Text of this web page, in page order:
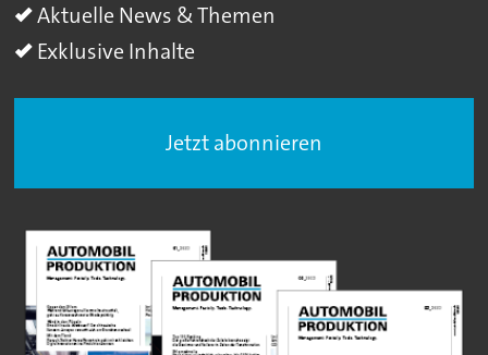
Aktuelle News & Themen
Exklusive Inhalte
Jetzt abonnieren